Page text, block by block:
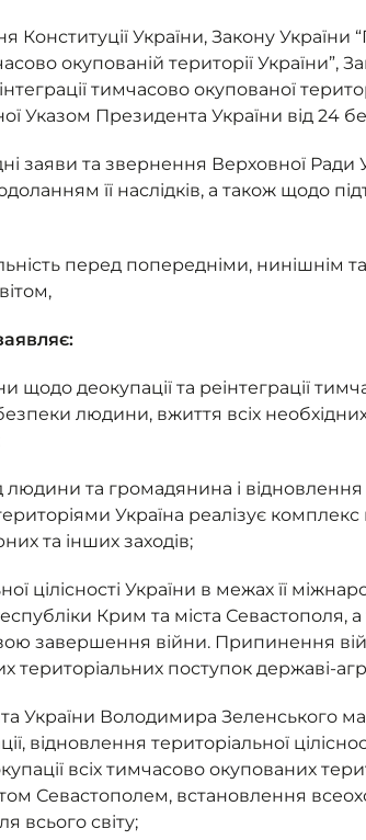
Конституції України, Закону
окупованій території України”,
тимчасово окупованої
Указом Президента України від 24
заяви та звернення Верховної Ради
її наслідків, а також щодо
перед попередніми, нинішнім
щодо деокупації та реінтеграції
людини, вжиття всіх
людини та громадянина і
Україна реалізує
та інших заходів;
цілісності України в межах її
Крим та міста Севастополя,
завершення війни. Припинення
територіальних поступок державі-
України Володимира Зеленського
відновлення територіальної
всіх тимчасово окупованих
Севастополем, встановлення
всього світу;